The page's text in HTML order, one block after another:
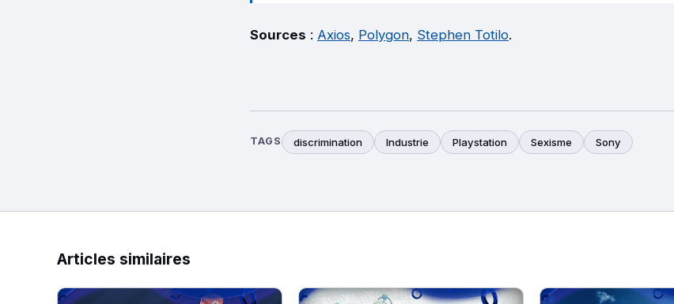
Sources : Axios, Polygon, Stephen Totilo.
TAGS discrimination Industrie Playstation Sexisme Sony
Articles similaires